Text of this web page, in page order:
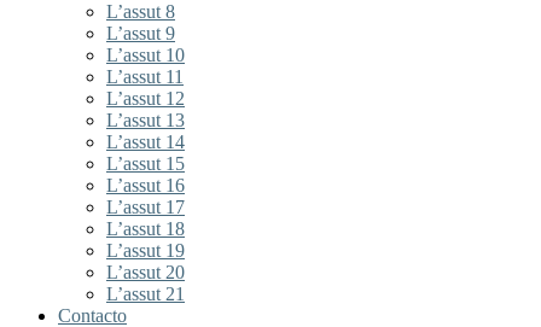
L’assut 8
L’assut 9
L’assut 10
L’assut 11
L’assut 12
L’assut 13
L’assut 14
L’assut 15
L’assut 16
L’assut 17
L’assut 18
L’assut 19
L’assut 20
L’assut 21
Contacto